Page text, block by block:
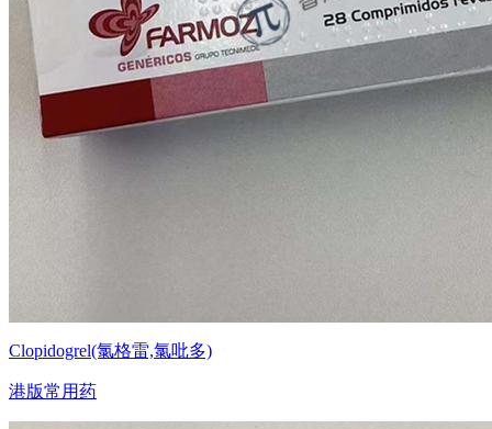
Clopidogrel(氯格雷,氯吡多)
港版常用药